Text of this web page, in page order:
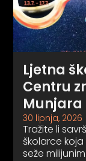
Ljetna
Centru
Munjara
30 lipnja, 2026
Tražite li
školarce
seže